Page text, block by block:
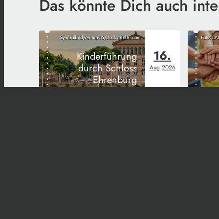
Das könnte Dich auch
Symbolbild/reimax16/stock.adobe.com
Kinderführung
durch Schloss
Ehrenburg
16.
Aug 2026
Foto: